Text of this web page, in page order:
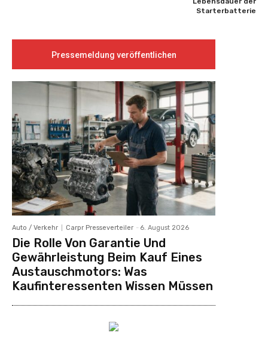
Starterbatterie
Pressemeldung veröffentlichen
Auto / Verkehr Carpr Presseverteiler - 6. August 2026
Die Rolle Von Garantie Und
Gewährleistung Beim Kauf Eines
Austauschmotors: Was
Kaufinteressenten Wissen Müssen